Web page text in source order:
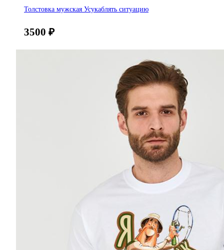
Толстовка мужская Усукаблять ситуацию
3500 ₽